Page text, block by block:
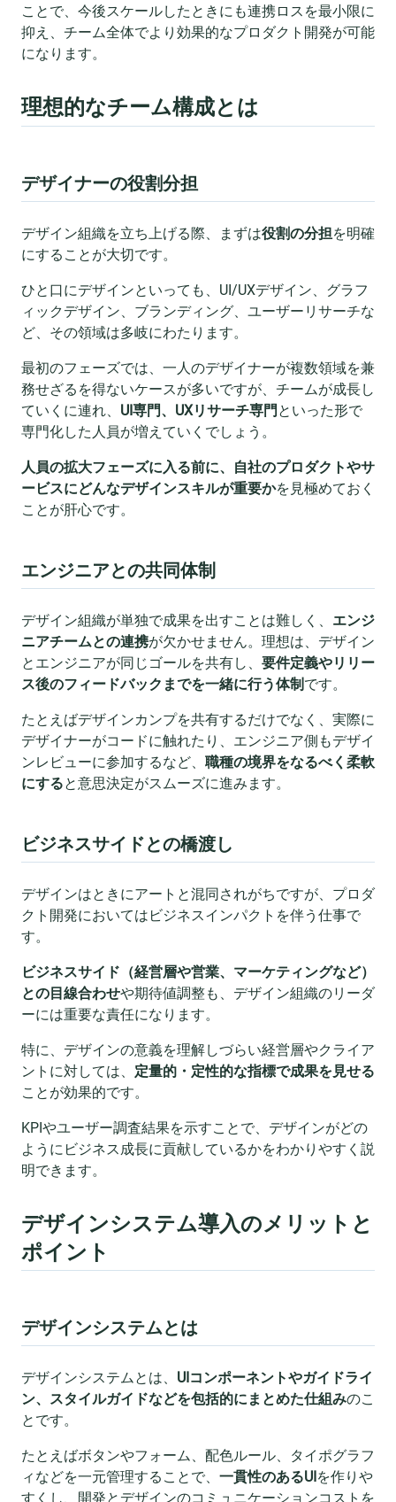
ことで、今後スケールしたときにも連携ロスを最小限に
抑え、チーム全体でより効果的なプロダクト開発が可能
になります。
理想的なチーム構成とは
デザイナーの役割分担
デザイン組織を立ち上げる際、まずは役割の分担を明確
にすることが大切です。
ひと口にデザインといっても、UI/UXデザイン、グラフ
ィックデザイン、ブランディング、ユーザーリサーチな
ど、その領域は多岐にわたります。
最初のフェーズでは、一人のデザイナーが複数領域を兼
務せざるを得ないケースが多いですが、チームが成長し
ていくに連れ、 UI専門、UXリサーチ専門 といった形で
専門化した人員が増えていくでしょう。
人員の拡大フェーズに入る前に、自社のプロダクトやサ
ービスにどんなデザインスキルが重要かを見極めておく
ことが肝心です。
エンジニアとの共同体制
デザイン組織が単独で成果を出すことは難しく、 エンジ
ニアチームとの連携が欠かせません。理想は、デザイン
とエンジニアが同じゴールを共有し、 要件定義やリリー
ス後のフィードバックまでを一緒に行う体制 です。
たとえばデザインカンプを共有するだけでなく、実際に
デザイナーがコードに触れたり、エンジニア側もデザイ
ンレビューに参加するなど、 職種の境界をなるべく柔軟
にすると意思決定がスムーズに進みます。
ビジネスサイドとの橋渡し
デザインはときにアートと混同されがちですが、プロダ
クト開発においてはビジネスインパクトを伴う仕事で
す。
ビジネスサイド（経営層や営業、マーケティングなど）
との目線合わせや期待値調整も、デザイン組織のリーダ
ーには重要な責任になります。
特に、デザインの意義を理解しづらい経営層やクライア
ントに対しては、 定量的・定性的な指標で成果を見せる
ことが効果的です。
KPIやユーザー調査結果を示すことで、デザインがどの
ようにビジネス成長に貢献しているかをわかりやすく説
明できます。
デザインシステム導入のメリットと
ポイント
デザインシステムとは
デザインシステムとは、 UIコンポーネントやガイドライ
ン、スタイルガイドなどを包括的にまとめた仕組みのこ
とです。
たとえばボタンやフォーム、配色ルール、タイポグラフ
ィなどを一元管理することで、 一貫性のあるUI を作りや
すくし、開発とデザインのコミュニケーションコストを